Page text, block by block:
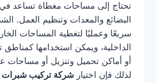
تحتاج إلى مساحات مغطاة تساعد
البضائع والمعدات وتنظيم العمل.
سريعًا وعمليًا لتغطية المساحات
الداخلية، ويمكن استخدامها كمناطق
أو أماكن تحميل وتنزيل أو مساحات
لذلك فإن اختيار شركة تركيب